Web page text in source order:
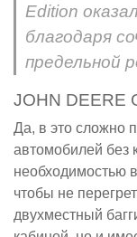
Edition
благодаря
предельной
JOHN DEERE
Да, в это сложно
автомобилей без
необходимостью
чтобы не
двухместный